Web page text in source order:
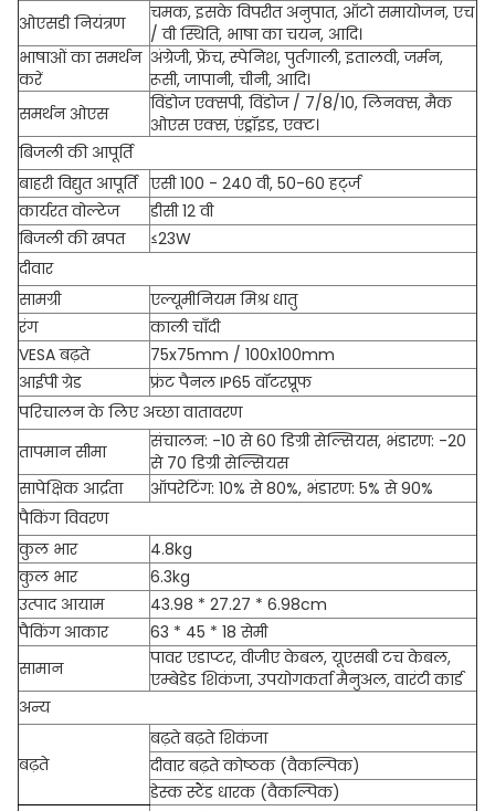
ओएसडी नियंत्रण
चमक, इसके विपरीत अनुपात, ऑटो समायोजन, एच
/ वी स्थिति, भाषा का चयन, आदि।
भाषाओं का समर्थन
करें
अंग्रेजी, फ्रेंच, स्पेनिश, पुर्तगाली, इतालवी, जर्मन,
रूसी, जापानी, चीनी, आदि।
समर्थन ओएस
विंडोज एक्सपी, विंडोज / 7/8/10, लिनक्स, मैक
ओएस एक्स, एंड्रॉइड, एक्ट।
बिजली की आपूर्ति
बाहरी विद्युत आपूर्ति एसी 100 - 240 वी, 50-60 हर्ट्ज
कार्यरत वोल्टेज
डीसी 12 वी
बिजली की खपत
≤23W
दीवार
सामग्री
एल्यूमीनियम मिश्र धातु
रंग
काली चाँदी
VESA बढ़ते
75x75mm / 100x100mm
आईपी ​​ग्रेड
फ्रंट पैनल IP65 वॉटरप्रूफ
परिचालन के लिए अच्छा वातावरण
तापमान सीमा
संचालन: -10 से 60 डिग्री सेल्सियस, भंडारण: -20
से 70 डिग्री सेल्सियस
सापेक्षिक आर्द्रता
ऑपरेटिंग: 10% से 80%, भंडारण: 5% से 90%
पैकिंग विवरण
कुल भार
4.8kg
कुल भार
6.3kg
उत्पाद आयाम
43.98 * 27.27 * 6.98cm
पैकिंग आकार
63 * 45 * 18 सेमी
सामान
पावर एडाप्टर, वीजीए केबल, यूएसबी टच केबल,
एम्बेडेड शिकंजा, उपयोगकर्ता मैनुअल, वारंटी कार्ड
अन्य
बढ़ते
बढ़ते बढ़ते शिकंजा
दीवार बढ़ते कोष्ठक (वैकल्पिक)
डेस्क स्टैंड धारक (वैकल्पिक)